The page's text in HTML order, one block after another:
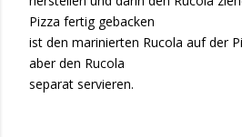
Pizza fertig gebacken
ist den marinierten Rucola auf der
aber den Rucola
separat servieren.